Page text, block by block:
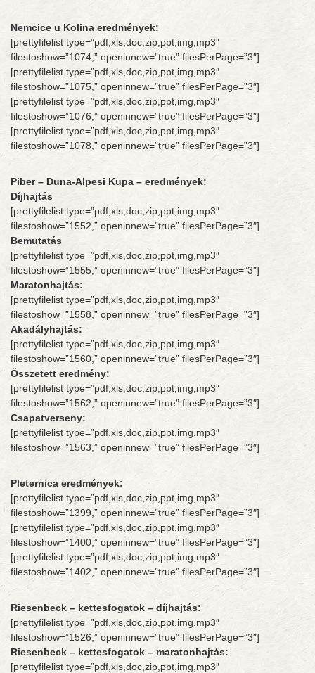
Nemcice u Kolina eredmények:
[prettyfilelist type=”pdf,xls,doc,zip,ppt,img,mp3″
filestoshow=”1074,” openinnew=”true” filesPerPage=”3″]
[prettyfilelist type=”pdf,xls,doc,zip,ppt,img,mp3″
filestoshow=”1075,” openinnew=”true” filesPerPage=”3″]
[prettyfilelist type=”pdf,xls,doc,zip,ppt,img,mp3″
filestoshow=”1076,” openinnew=”true” filesPerPage=”3″]
[prettyfilelist type=”pdf,xls,doc,zip,ppt,img,mp3″
filestoshow=”1078,” openinnew=”true” filesPerPage=”3″]
Piber – Duna-Alpesi Kupa – eredmények:
Díjhajtás
[prettyfilelist type=”pdf,xls,doc,zip,ppt,img,mp3″
filestoshow=”1552,” openinnew=”true” filesPerPage=”3″]
Bemutatás
[prettyfilelist type=”pdf,xls,doc,zip,ppt,img,mp3″
filestoshow=”1555,” openinnew=”true” filesPerPage=”3″]
Maratonhajtás:
[prettyfilelist type=”pdf,xls,doc,zip,ppt,img,mp3″
filestoshow=”1558,” openinnew=”true” filesPerPage=”3″]
Akadályhajtás:
[prettyfilelist type=”pdf,xls,doc,zip,ppt,img,mp3″
filestoshow=”1560,” openinnew=”true” filesPerPage=”3″]
Összetett eredmény:
[prettyfilelist type=”pdf,xls,doc,zip,ppt,img,mp3″
filestoshow=”1562,” openinnew=”true” filesPerPage=”3″]
Csapatverseny:
[prettyfilelist type=”pdf,xls,doc,zip,ppt,img,mp3″
filestoshow=”1563,” openinnew=”true” filesPerPage=”3″]
Pleternica eredmények:
[prettyfilelist type=”pdf,xls,doc,zip,ppt,img,mp3″
filestoshow=”1399,” openinnew=”true” filesPerPage=”3″]
[prettyfilelist type=”pdf,xls,doc,zip,ppt,img,mp3″
filestoshow=”1400,” openinnew=”true” filesPerPage=”3″]
[prettyfilelist type=”pdf,xls,doc,zip,ppt,img,mp3″
filestoshow=”1402,” openinnew=”true” filesPerPage=”3″]
Riesenbeck – kettesfogatok – díjhajtás:
[prettyfilelist type=”pdf,xls,doc,zip,ppt,img,mp3″
filestoshow=”1526,” openinnew=”true” filesPerPage=”3″]
Riesenbeck – kettesfogatok – maratonhajtás:
[prettyfilelist type=”pdf,xls,doc,zip,ppt,img,mp3″